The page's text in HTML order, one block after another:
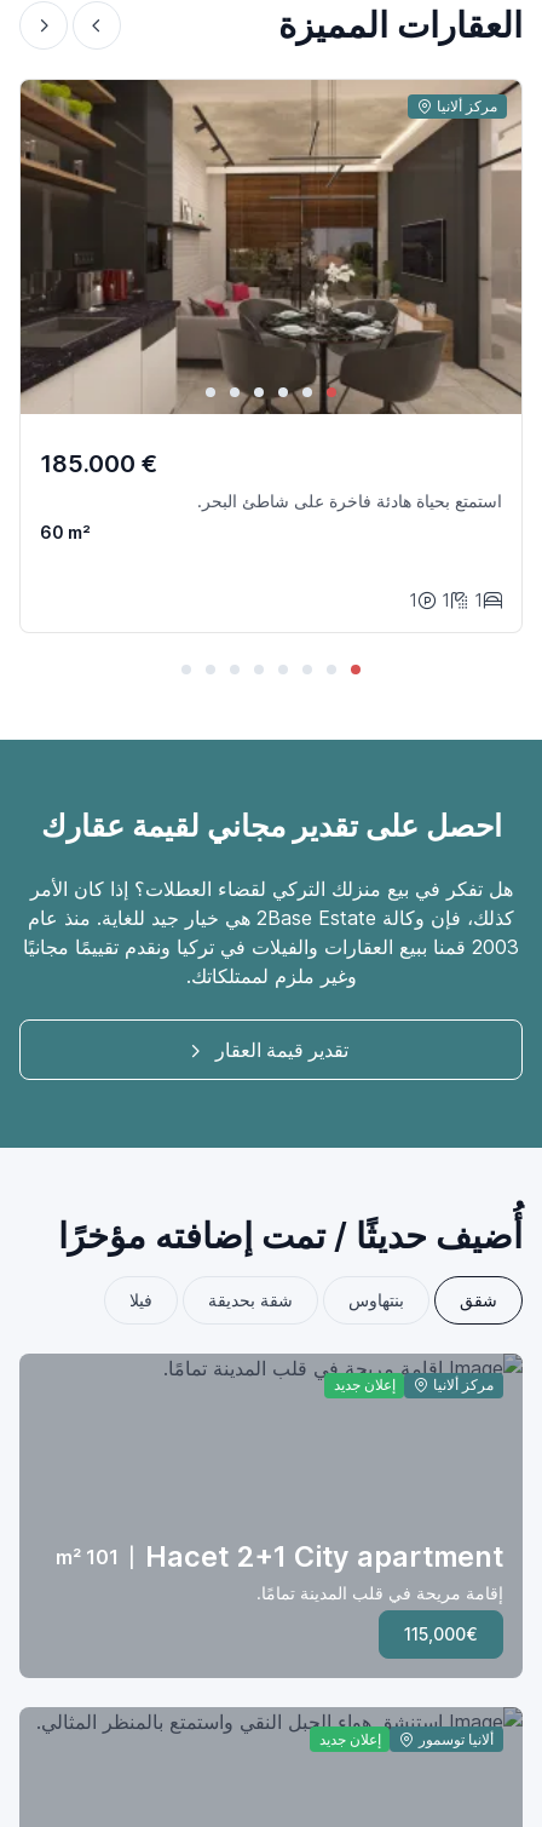
العقارات المميزة
مركز ألانيا
185.000 €
استمتع بحياة هادئة فاخرة على شاطئ البحر.
60 m²
1
1
1
احصل على تقدير مجاني لقيمة عقارك
هل تفكر في بيع منزلك التركي لقضاء العطلات؟ إذا كان الأمر
كذلك، فإن وكالة 2Base Estate هي خيار جيد للغاية. منذ عام
2003 قمنا ببيع العقارات والفيلات في تركيا ونقدم تقييمًا مجانيًا
وغير ملزم لممتلكاتك.
تقدير قيمة العقار
أُضيف حديثًا / تمت إضافته مؤخرًا
شقق بنتهاوس شقة بحديقة فيلا
مركز ألانيا إعلان جديد
Hacet 2+1 City apartment
101 m²
إقامة مريحة في قلب المدينة تمامًا.
115,000€
ألانيا توسمور إعلان جديد